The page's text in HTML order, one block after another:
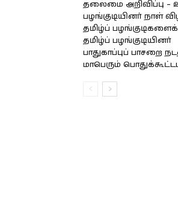
தலைமை அறிவிப்பு –
பழங்குடியினர் நாள்
தமிழ்ப்
தமிழ்ப் பழங்குடியினர்
பாதுகாப்புப் பாசறை
மாபெரும்